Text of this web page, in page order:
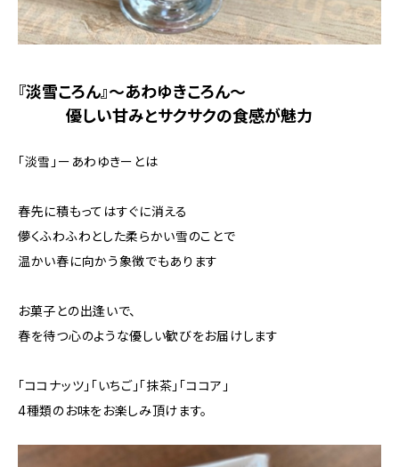
『淡雪ころん』～あわゆきころん～
優しい甘みとサクサクの食感が魅力
「淡雪」ーあわゆきーとは
春先に積もってはすぐに消える
儚くふわふわとした柔らかい雪のことで
温かい春に向かう象徴でもあります
お菓子との出逢いで、
春を待つ心のような優しい歓びをお届けします
「ココナッツ」「いちご」「抹茶」「ココア」
4種類のお味をお楽しみ頂けます。